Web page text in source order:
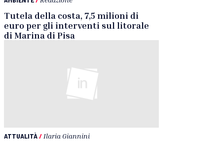
Tutela della costa, 7,5 milioni di
euro per gli interventi sul litorale
di Marina di Pisa
ATTUALITÀ/ Ilaria Giannini